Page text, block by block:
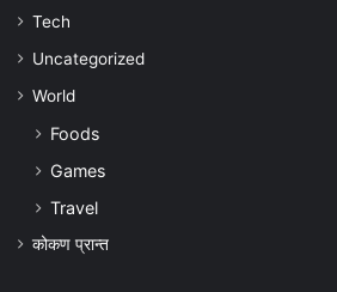
Tech
Uncategorized
World
Foods
Games
Travel
कोकण प्रान्त